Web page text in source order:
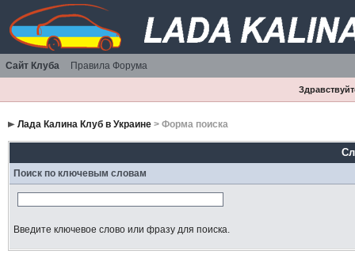
Сайт Клуба Правила Форума
Лада Калина Клуб в Украине> Форма поиска
Поиск по ключевым словам
Введите ключевое слово или фразу для поиска.